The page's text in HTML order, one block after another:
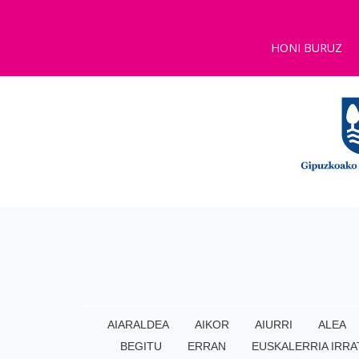
HONI BURUZ
AIARALDEA AIKOR AIURRI ALEA
BEGITU
ERRAN EUSKALERRIA